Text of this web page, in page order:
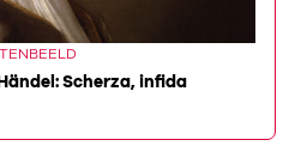
Scherza, infida